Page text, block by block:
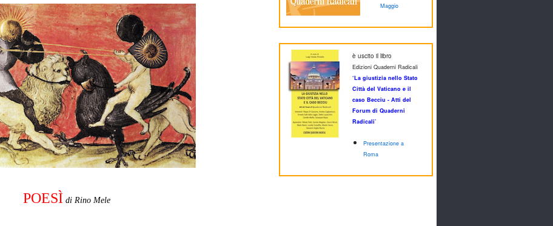
POESÌ di Rino Mele
Maggio
è uscito il libro
Edizioni Quaderni Radicali
‘La giustizia nello Stato
Città del Vaticano e il
caso Becciu - Atti del
Forum di Quaderni
Radicali’
Presentazione a
Roma